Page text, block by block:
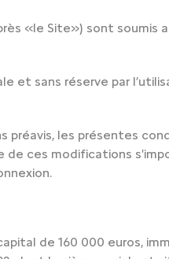
«le Site») sont soumis
et sans réserve par
préavis, les présentes
de ces modifications
de 160 000 euros,